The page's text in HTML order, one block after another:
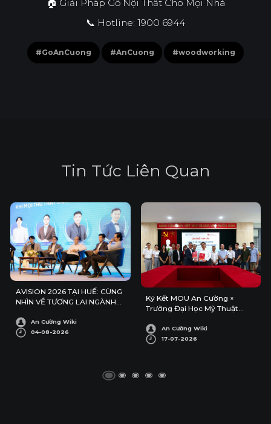
🏠 Giải Pháp Gỗ Nội Thất Cho Mọi Nhà
📞 Hotline: 1900 6944
#GoAnCuong #AnCuong #woodworking
Tin Tức Liên Quan
AVISION 2026 TẠI HUẾ: CÙNG
NHÌN VỀ TƯƠNG LAI NGÀNH
An Cường Wiki
04-08-2026
Ký Kết MOU An Cường ×
Trường Đại Học Mỹ Thuật
An Cường Wiki
17-07-2026